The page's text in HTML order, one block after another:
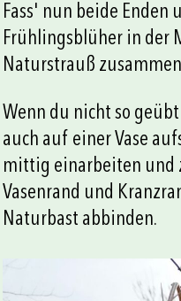
Fass' nun beide Enden
Frühlingsblüher in der
Naturstrauß
Wenn du nicht so
auch auf einer Vase
mittig einarbeiten und
Vasenrand und
Naturbast abbinden.